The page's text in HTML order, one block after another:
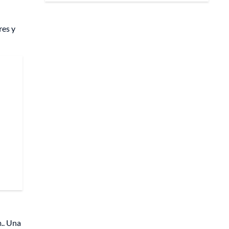
y
Una